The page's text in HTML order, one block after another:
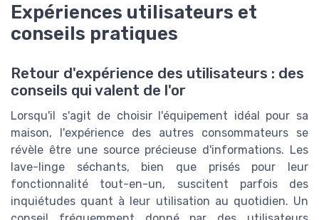
Expériences utilisateurs et
conseils pratiques
Retour d'expérience des utilisateurs : des
conseils qui valent de l'or
Lorsqu'il s'agit de choisir l'équipement idéal pour sa
maison, l'expérience des autres consommateurs se
révèle être une source précieuse d'informations. Les
lave-linge séchants, bien que prisés pour leur
fonctionnalité tout-en-un, suscitent parfois des
inquiétudes quant à leur utilisation au quotidien. Un